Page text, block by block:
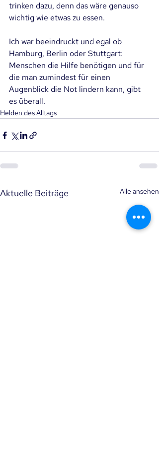
trinken dazu, denn das wäre genauso
wichtig wie etwas zu essen.
Ich war beeindruckt und egal ob
Hamburg, Berlin oder Stuttgart:
Menschen die Hilfe benötigen und für
die man zumindest für einen
Augenblick die Not lindern kann, gibt
es überall.
Helden des Alltags
Aktuelle Beiträge Alle ansehen